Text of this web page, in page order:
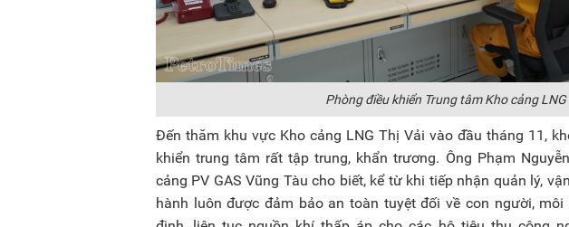
Phòng điều khiển Trung tâm Kho cảng LNG
Đến thăm khu vực Kho cảng LNG Thị Vải vào đầu tháng 11,
khiển trung tâm rất tập trung, khẩn trương. Ông Phạm
cảng PV GAS Vũng Tàu cho biết, kể từ khi tiếp nhận quản lý,
hành luôn được đảm bảo an toàn tuyệt đối về con người,